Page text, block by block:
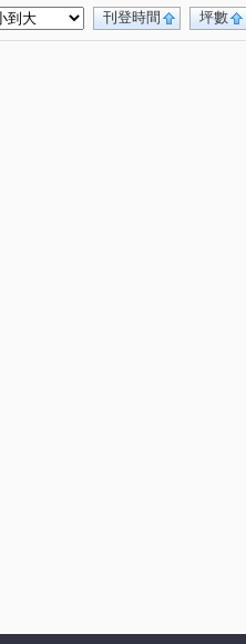
坪數
刊登時間